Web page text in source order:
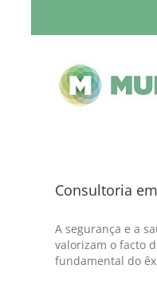
Consultoria
A segurança e a
valorizam o facto
fundamental do